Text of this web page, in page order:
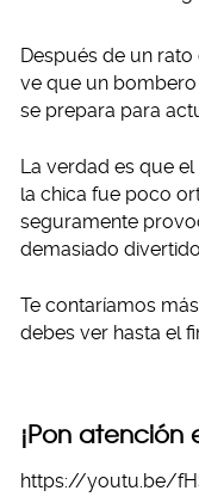
Después de un
ve que un
se prepara para
La verdad es que
la chica fue poco
seguramente
demasiado
Te contaríamos
debes ver hasta el
¡Pon atención
https://youtu.be/